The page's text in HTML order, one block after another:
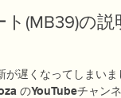
(MB39)の説